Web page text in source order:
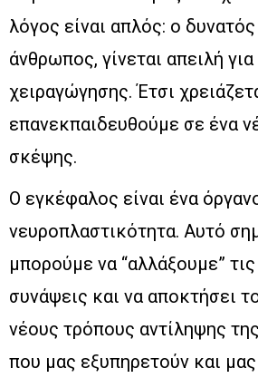
λόγος είναι απλός: ο
άνθρωπος, γίνεται απειλή
χειραγώγησης. Έτσι
επανεκπαιδευθούμε σε ένα
σκέψης.
Ο εγκέφαλος είναι ένα
νευροπλαστικότητα. Αυτό
μπορούμε να “αλλάξουμε”
συνάψεις και να αποκτήσει
νέους τρόπους αντίληψης
που μας εξυπηρετούν και